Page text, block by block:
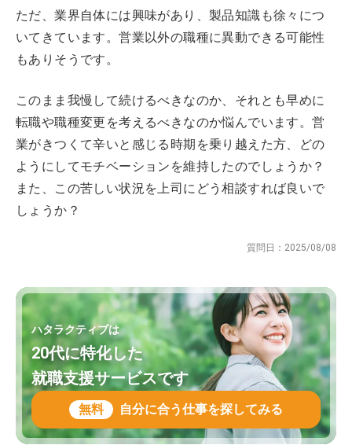
ただ、業界自体には興味があり、製品知識も徐々につ
いてきています。営業以外の職種に異動できる可能性
もありそうです。
このまま我慢して続けるべきなのか、それとも早めに
転職や職種変更を考えるべきなのか悩んでいます。営
業がきつくて辛いと感じる時期を乗り越えた方、どの
ようにしてモチベーションを維持したのでしょうか？
また、この苦しい状況を上司にどう相談すれば良いで
しょうか？
質問日： 2025/08/08
ハタラクティブは
20代に特化した
就職支援サービスです
無料 自分に合う仕事を探してみる